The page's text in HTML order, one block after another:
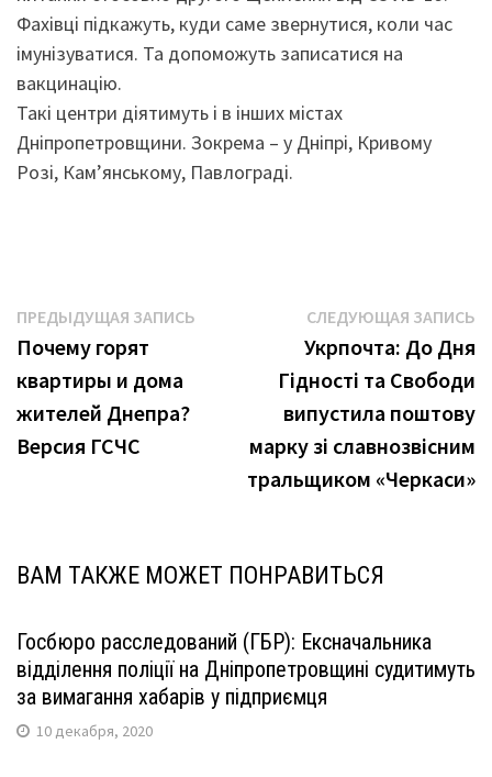
Фахівці підкажуть, куди саме звернутися, коли час
імунізуватися. Та допоможуть записатися на
вакцинацію.
Такі центри діятимуть і в інших містах
Дніпропетровщини. Зокрема – у Дніпрі, Кривому
Розі, Кам’янському, Павлограді.
Навигация
по
записям
ПРЕДЫДУЩАЯ ЗАПИСЬ
Почему горят
квартиры и дома
жителей Днепра?
Версия ГСЧС
СЛЕДУЮЩАЯ ЗАПИСЬ
Укрпочта: До Дня
Гідності та Свободи
випустила поштову
марку зі славнозвісним
тральщиком «Черкаси»
ВАМ ТАКЖЕ МОЖЕТ ПОНРАВИТЬСЯ
Госбюро расследований (ГБР): Ексначальника
відділення поліції на Дніпропетровщині судитимуть
за вимагання хабарів у підприємця
10 декабря, 2020